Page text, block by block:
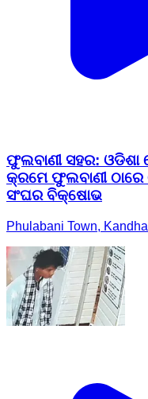
ଫୁଲବାଣୀ ସହର: ଓଡିଶା
କ୍ରମେ ଫୁଲବାଣୀ ଠାରେ
ସଂଘର ବିକ୍ଷୋଭ
Phulabani Town,